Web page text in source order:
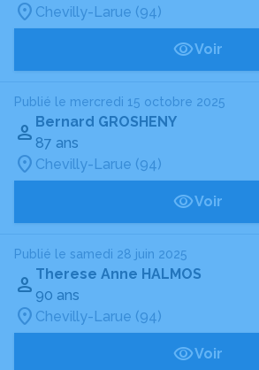
Chevilly-Larue (94)
Voir
Publié le mercredi 15 octobre 2025
Bernard GROSHENY
87 ans
Chevilly-Larue (94)
Voir
Publié le samedi 28 juin 2025
Therese Anne HALMOS
90 ans
Chevilly-Larue (94)
Voir